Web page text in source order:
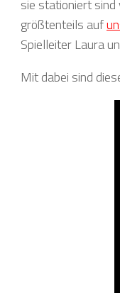
sie stationiert
größtenteils auf
Spielleiter Laura
Mit dabei sind